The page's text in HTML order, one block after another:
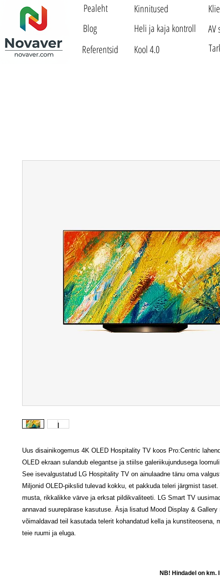
Pealeht
Blog
Referentsid
Heli ja kaja kontroll
Kinnitused
Kool 4.0
Uus disainikogemus 4K OLED Hospitality TV koos Pro:Centric
OLED ekraan sulandub elegantse ja stiilse galeriikujundusega
See isevalgustatud LG Hospitality TV on ainulaadne tänu oma
Miljonid OLED-pikslid tulevad kokku, et pakkuda teleri järgmist
musta, rikkalikke värve ja erksat pildikvaliteeti. LG Smart TV
annavad suurepärase kasutuse. Äsja lisatud Mood Display & Gallery
võimaldavad teil kasutada telerit kohandatud kella ja kunstiteosena,
teie ruumi ja eluga.
NB! Hindadel on km.